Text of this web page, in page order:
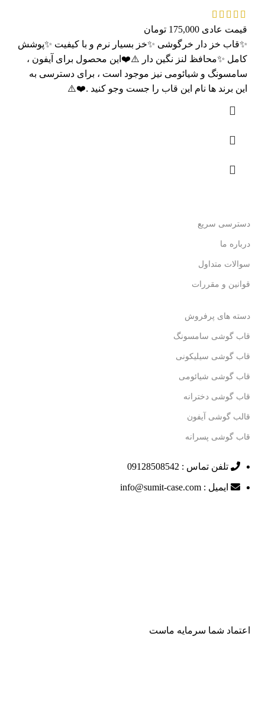
قیمت عادی 175,000 تومان
✨قاب خز دار خرگوشی ✨خز بسیار نرم و با کیفیت ✨پوشش
کامل ✨محافظ لنز نگین دار ⚠️❤️این محصول برای آیفون ،
سامسونگ و شیائومی نیز موجود است ، برای دسترسی به
این برند ها نام این قاب را جست وجو کنید .❤️⚠️
دسترسی سریع
درباره ما
سوالات متداول
قوانین و مقررات
دسته های پرفروش
قاب گوشی سامسونگ
قاب گوشی سیلیکونی
قاب گوشی شیائومی
قاب گوشی دخترانه
قالب گوشی آیفون
قاب گوشی پسرانه
تلفن تماس : 09128508542
ایمیل : info@sumit-case.com
اعتماد شما سرمایه ماست